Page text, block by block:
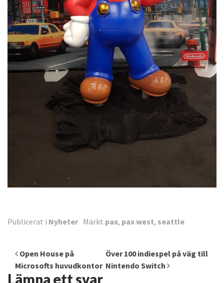
Publicerat i Nyheter Märkt pax, pax west, seattle
Inläggsnavigering
Open House på
Microsofts huvudkontor
Över 100 indiespel på väg till
Nintendo Switch
Lämna ett svar